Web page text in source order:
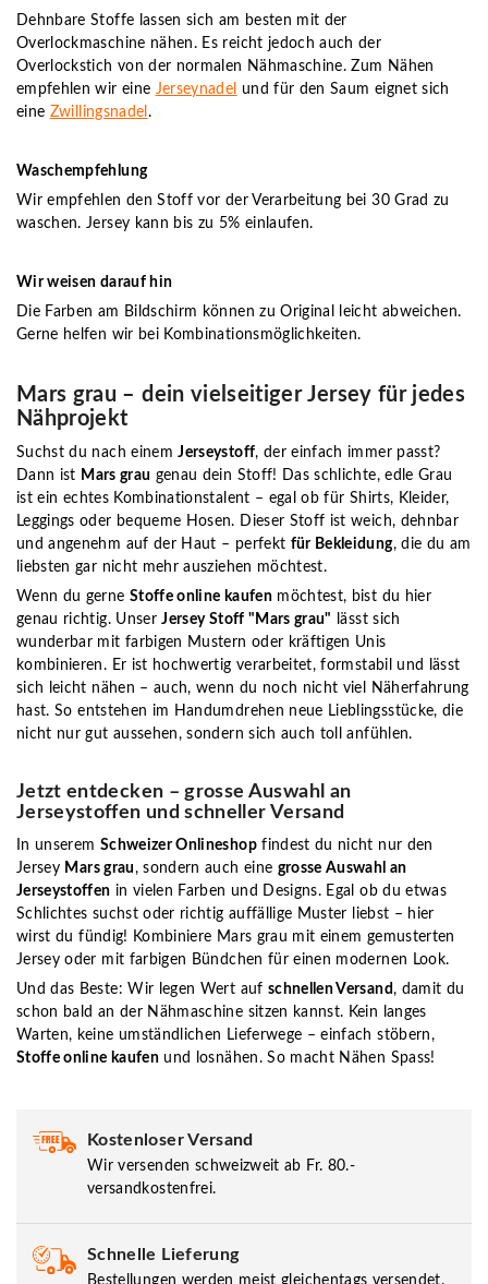
Dehnbare Stoffe lassen sich am besten mit der
Overlockmaschine nähen. Es reicht jedoch auch der
Overlockstich von der normalen Nähmaschine. Zum Nähen
empfehlen wir eine Jerseynadel
und für den Saum eignet sich
eine Zwillingsnadel .
Waschempfehlung
Wir empfehlen den Stoff vor der Verarbeitung bei 30 Grad zu
waschen. Jersey kann bis zu 5% einlaufen.
Wir weisen darauf hin
Die Farben am Bildschirm können zu Original leicht abweichen.
Gerne helfen wir bei Kombinationsmöglichkeiten.
Mars grau – dein vielseitiger Jersey für jedes
Nähprojekt
Suchst du nach einemJerseystoff, der einfach immer passt?
Dann ist Mars grau genau dein Stoff! Das schlichte, edle Grau
ist ein echtes Kombinationstalent – egal ob für Shirts, Kleider,
Leggings oder bequeme Hosen. Dieser Stoff ist weich, dehnbar
und angenehm auf der Haut – perfekt für Bekleidung, die du am
liebsten gar nicht mehr ausziehen möchtest.
Wenn du gerne Stoffe online kaufenmöchtest, bist du hier
genau richtig. UnserJersey Stoff "Mars grau"
lässt sich
wunderbar mit farbigen Mustern oder kräftigen Unis
kombinieren. Er ist hochwertig verarbeitet, formstabil und lässt
sich leicht nähen – auch, wenn du noch nicht viel Näherfahrung
hast. So entstehen im Handumdrehen neue Lieblingsstücke, die
nicht nur gut aussehen, sondern sich auch toll anfühlen.
Jetzt entdecken – grosse Auswahl an
Jerseystoffen und schneller Versand
In unserem Schweizer Onlineshopfindest du nicht nur den
Jersey Mars grau, sondern auch eine grosse Auswahl an
Jerseystoffen in vielen Farben und Designs. Egal ob du etwas
Schlichtes suchst oder richtig auffällige Muster liebst – hier
wirst du fündig! Kombiniere Mars grau mit einem gemusterten
Jersey oder mit farbigen Bündchen für einen modernen Look.
Und das Beste: Wir legen Wert auf schnellen Versand, damit du
schon bald an der Nähmaschine sitzen kannst. Kein langes
Warten, keine umständlichen Lieferwege – einfach stöbern,
Stoffe online kaufen und losnähen. So macht Nähen Spass!
Kostenloser Versand
Wir versenden schweizweit ab Fr. 80.-
versandkostenfrei.
Schnelle Lieferung
Bestellungen werden meist gleichentags versendet.